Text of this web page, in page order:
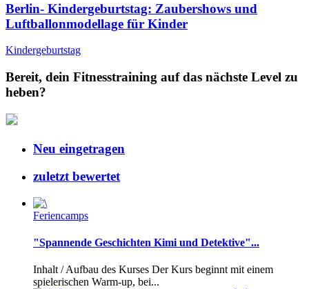
Berlin- Kindergeburtstag: Zaubershows und
Luftballonmodellage für Kinder
Kindergeburtstag
Bereit, dein Fitnesstraining auf das nächste Level zu
heben?
Neu eingetragen
zuletzt bewertet
Feriencamps
"Spannende Geschichten Kimi und Detektive"...
Inhalt / Aufbau des Kurses Der Kurs beginnt mit einem
spielerischen Warm-up, bei...